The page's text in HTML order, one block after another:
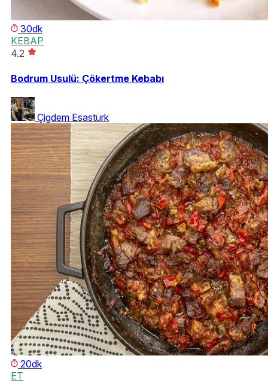
30dk
KEBAP
4.2
Bodrum Usulü: Çökertme Kebabı
Çigdem Esastürk
20dk
ET